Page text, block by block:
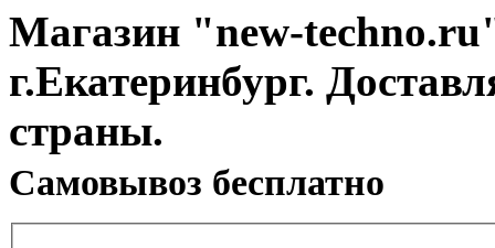
Магазин "new-
г.Екатеринбург.
страны.
Cамовывоз бесплатно